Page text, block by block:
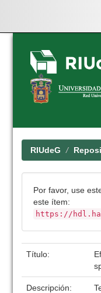
Skip
navigation
RIUdeG
Por favor, use
este ítem:
https://
Título:
Descripción: